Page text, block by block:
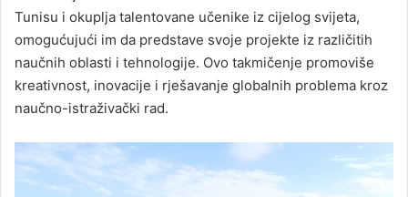
Tunisu i okuplja talentovane učenike iz cijelog svijeta,
omogućujući im da predstave svoje projekte iz različitih
naučnih oblasti i tehnologije. Ovo takmičenje promoviše
kreativnost, inovacije i rješavanje globalnih problema kroz
naučno-istraživački rad.